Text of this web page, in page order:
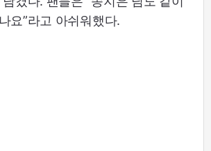
요”라고 아쉬워했다.